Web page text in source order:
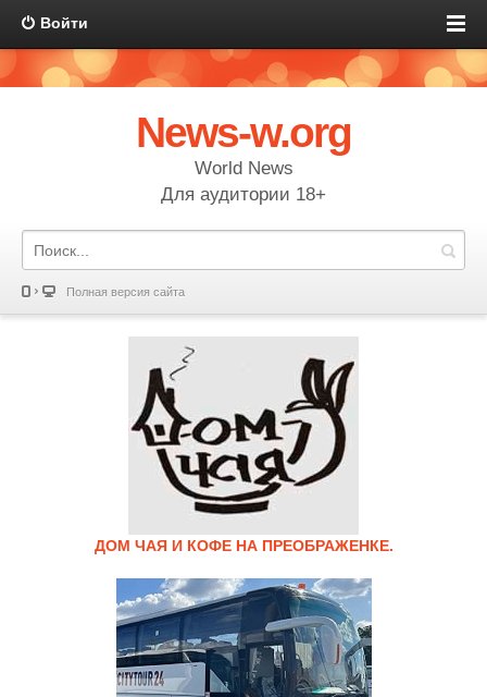
Войти
News-w.org
World News
Для аудитории 18+
Полная версия сайта
ДОМ ЧАЯ И КОФЕ НА ПРЕОБРАЖЕНКЕ.